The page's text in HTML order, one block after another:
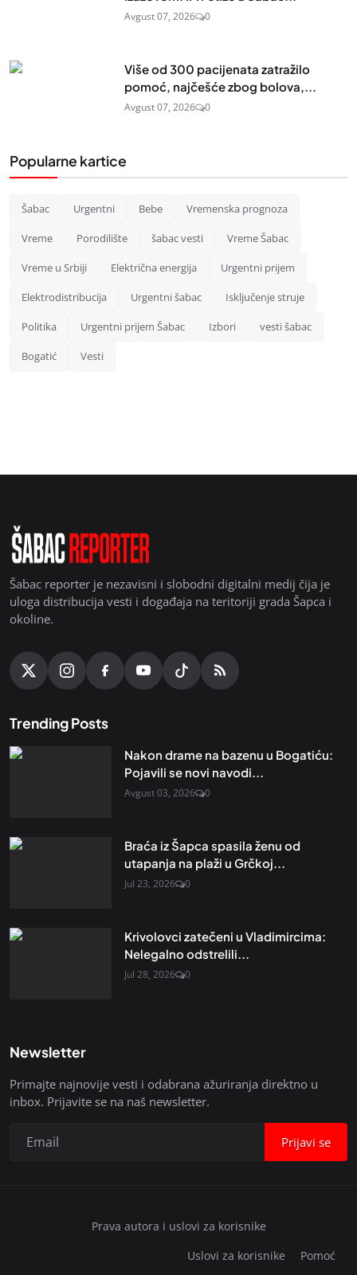
Avgust 07, 2026 0
Više od 300 pacijenata zatražilo
pomoć, najčešće zbog bolova,...
Avgust 07, 2026 0
Popularne kartice
Šabac Urgentni Bebe Vremenska prognoza
Vreme Porodilište šabac vesti Vreme Šabac
Vreme u Srbiji Električna energija Urgentni prijem
Elektrodistribucija Urgentni šabac Isključenje struje
Politika Urgentni prijem Šabac Izbori vesti šabac
Bogatić Vesti
Šabac reporter je nezavisni i slobodni digitalni medij čija je
uloga distribucija vesti i događaja na teritoriji grada Šapca i
okoline.
Trending Posts
Nakon drame na bazenu u Bogatiću:
Pojavili se novi navodi...
Avgust 03, 2026 0
Braća iz Šapca spasila ženu od
utapanja na plaži u Grčkoj...
Jul 23, 2026 0
Krivolovci zatečeni u Vladimircima:
Nelegalno odstrelili...
Jul 28, 2026 0
Newsletter
Primajte najnovije vesti i odabrana ažuriranja direktno u
inbox. Prijavite se na naš newsletter.
Prijavi se
Prava autora i uslovi za korisnike
Uslovi za korisnike
Pomoć